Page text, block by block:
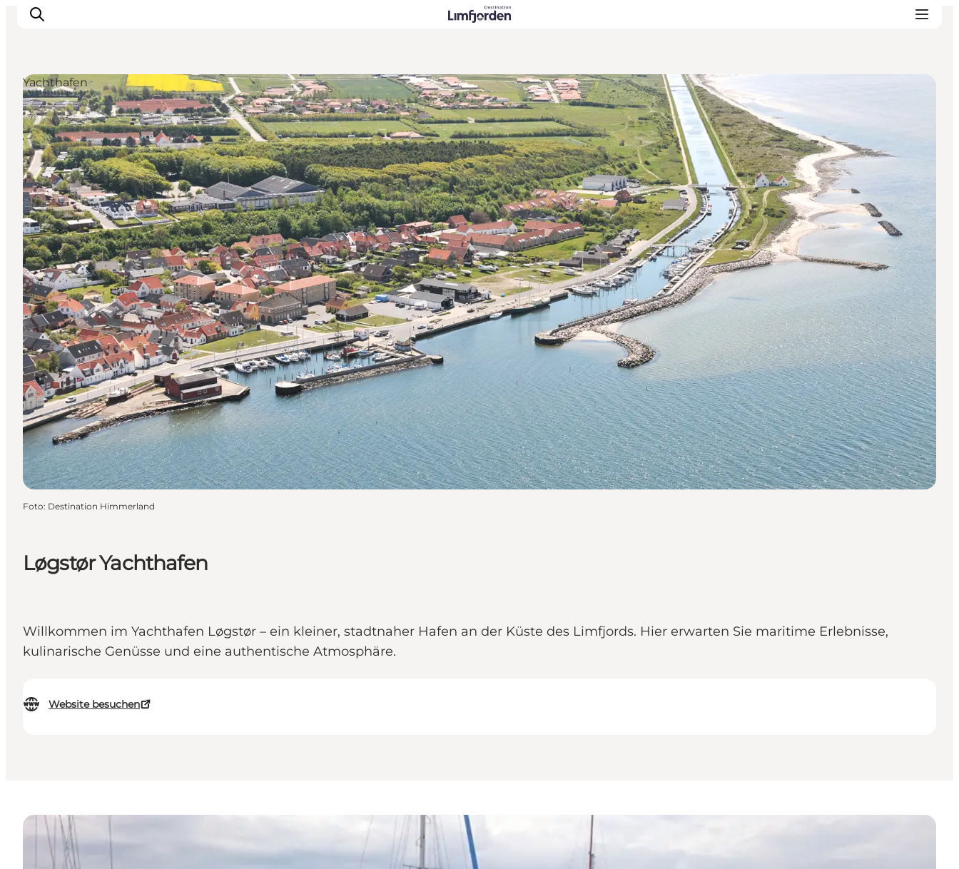
Løgstør Yachthafen
Willkommen im Yachthafen Løgstør – ein kleiner, stadtnaher Hafen an der Küste des Limfjords. Hier erwarten Sie maritime Erlebnisse,
kulinarische Genüsse und eine authentische Atmosphäre.
Website besuchen
Yachthafen
Foto: Destination Himmerland